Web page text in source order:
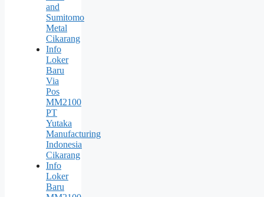
and
Sumitomo
Metal
Cikarang
Info
Loker
Baru
Via
Pos
MM2100
PT
Yutaka
Manufacturing
Indonesia
Cikarang
Info
Loker
Baru